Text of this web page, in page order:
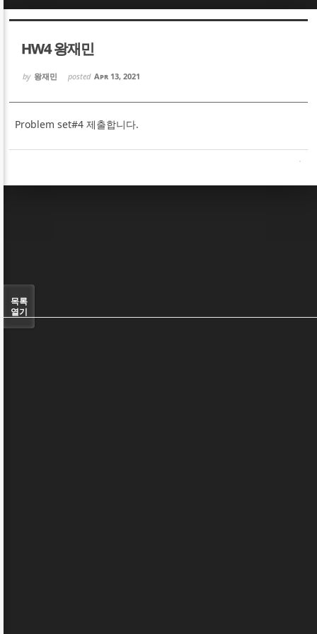
HW4 왕재민
by 왕재민 posted Apr 13, 2021
Problem set#4 제출합니다.
목록
열기
Sketchbook5, 스케치북5
Sketchbook5, 스케치북5
Sketchbook5, 스케치북5
Sketchbook5, 스케치북5